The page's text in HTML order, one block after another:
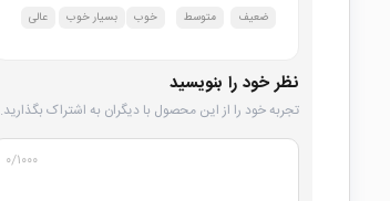
ضعیف متوسط خوب بسیار خوب عالی
نظر خود را بنویسید
تجربه خود را از این محصول با دیگران به اشتراک بگذارید.
۰/۱۰۰۰